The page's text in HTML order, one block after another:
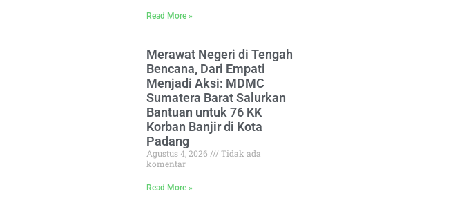
Read More »
Merawat Negeri di Tengah
Bencana, Dari Empati
Menjadi Aksi: MDMC
Sumatera Barat Salurkan
Bantuan untuk 76 KK
Korban Banjir di Kota
Padang
Agustus 4, 2026
Tidak ada
komentar
Read More »